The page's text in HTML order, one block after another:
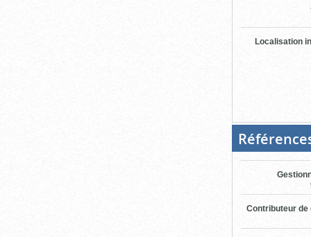
Localisation
Contributeur de